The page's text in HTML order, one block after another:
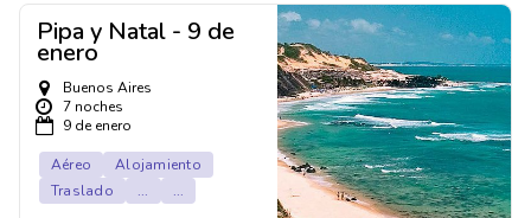
Pipa y Natal - 9 de
enero
Buenos Aires
7 noches
9 de enero
Aéreo
Alojamiento
Traslado
... ...